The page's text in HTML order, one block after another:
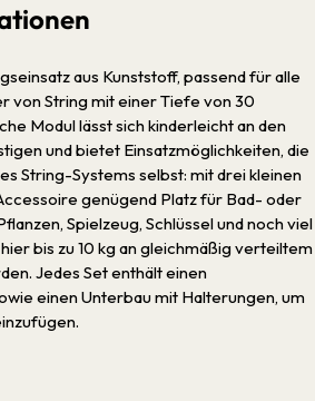
aus Kunststoff, passend für alle
von String mit einer Tiefe von 30
Modul lässt sich kinderleicht an den
und bietet Einsatzmöglichkeiten, die
String-Systems selbst: mit drei kleinen
genügend Platz für Bad- oder
Spielzeug, Schlüssel und noch viel
bis zu 10 kg an gleichmäßig verteiltem
Jedes Set enthält einen
einen Unterbau mit Halterungen, um